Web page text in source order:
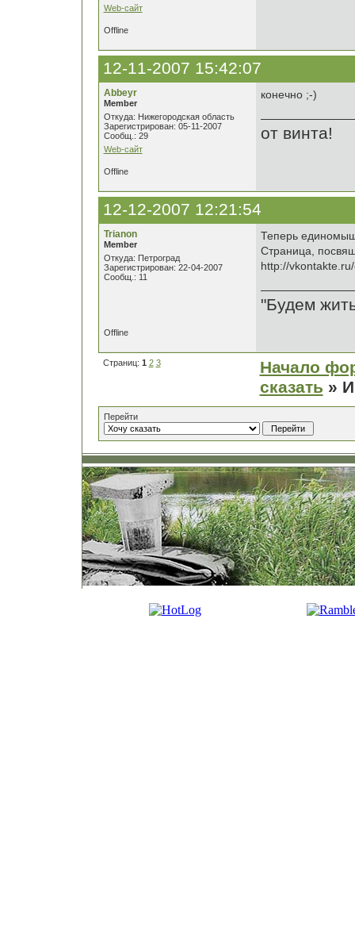
Web-сайт
Offline
12-11-2007 15:42:07
Abbeyr
Member
Откуда: Нижегородская область
Зарегистрирован: 05-11-2007
Сообщ.: 29
Web-сайт
конечно ;-)
от винта!
Offline
12-12-2007 12:21:54
Trianon
Member
Откуда: Петроград
Зарегистрирован: 22-04-2007
Сообщ.: 11
Теперь
Страница,
http://
"Будем
Offline
Страниц: 1 2 3
Начало
сказать »
Перейти